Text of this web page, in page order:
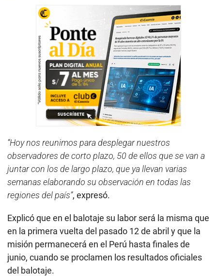
“Hoy nos reunimos para desplegar nuestros
observadores de corto plazo, 50 de ellos que se van a
juntar con los de largo plazo, que ya llevan varias
semanas elaborando su observación en todas las
regiones del país”, expresó.
Explicó que en el balotaje su labor será la misma que
en la primera vuelta del pasado 12 de abril y que la
misión permanecerá en el Perú hasta finales de
junio, cuando se proclamen los resultados oficiales
del balotaje.